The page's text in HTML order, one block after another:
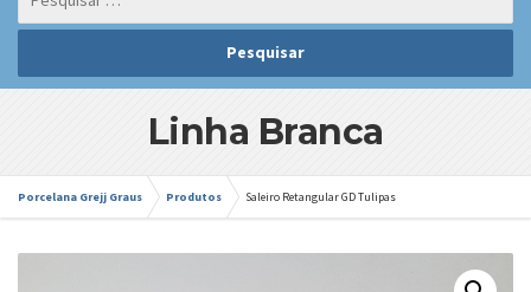
Linha Branca
Porcelana Grejj Graus Produtos Saleiro Retangular GD Tulipas